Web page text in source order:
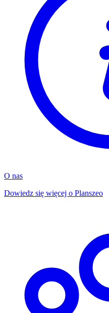
O nas
Dowiedz się więcej o Planszeo